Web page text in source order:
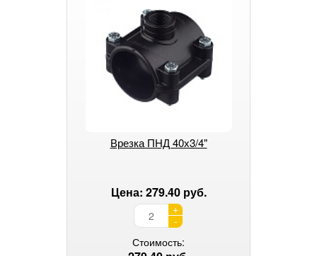
Врезка ПНД 40х3/4"
Цена: 279.40 руб.
+
-
Стоимость: